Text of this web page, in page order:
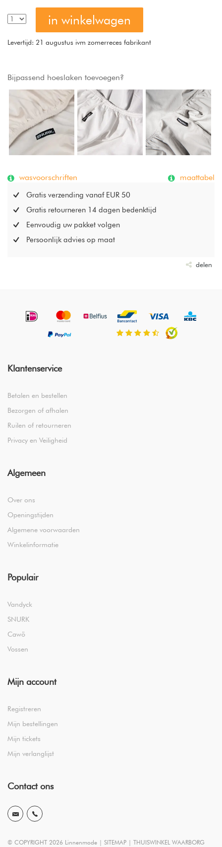
in winkelwagen
Levertijd: 21 augustus ivm zomerreces fabrikant
Bijpassend hoeslaken toevoegen?
wasvoorschriften maattabel
Gratis verzending vanaf EUR 50
Gratis retourneren 14 dagen bedenktijd
Eenvoudig uw pakket volgen
Persoonlijk advies op maat
delen
Klantenservice
Betalen en bestellen
Bezorgen of afhalen
Ruilen of retourneren
Privacy en Veiligheid
Algemeen
Over ons
Openingstijden
Algemene voorwaarden
Winkelinformatie
Populair
Vandyck
SNURK
Cawö
Vossen
Mijn account
Registreren
Mijn bestellingen
Mijn tickets
Mijn verlanglijst
Contact ons
© COPYRIGHT 2026 Linnenmode | SITEMAP | THUISWINKEL WAARBORG